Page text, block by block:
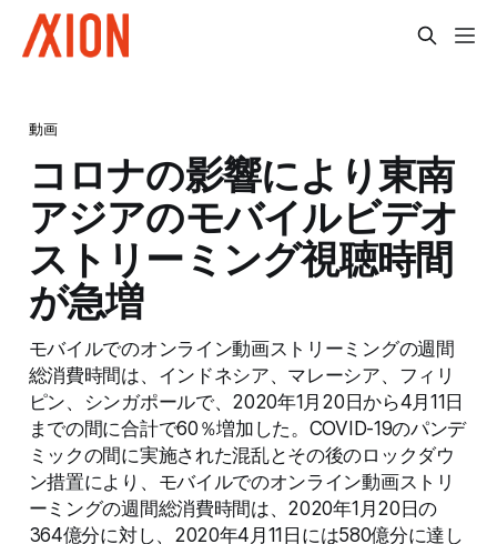
動画
コロナの影響により東南
アジアのモバイルビデオ
ストリーミング視聴時間
が急増
モバイルでのオンライン動画ストリーミングの週間
総消費時間は、インドネシア、マレーシア、フィリ
ピン、シンガポールで、2020年1月20日から4月11日
までの間に合計で60％増加した。COVID-19のパンデ
ミックの間に実施された混乱とその後のロックダウ
ン措置により、モバイルでのオンライン動画ストリ
ーミングの週間総消費時間は、2020年1月20日の
364億分に対し、2020年4月11日には580億分に達し